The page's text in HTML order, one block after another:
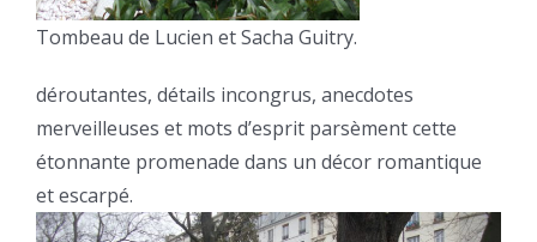
Tombeau de Lucien et Sacha Guitry.
déroutantes, détails incongrus, anecdotes
merveilleuses et mots d’esprit parsèment cette
étonnante promenade dans un décor romantique
et escarpé.